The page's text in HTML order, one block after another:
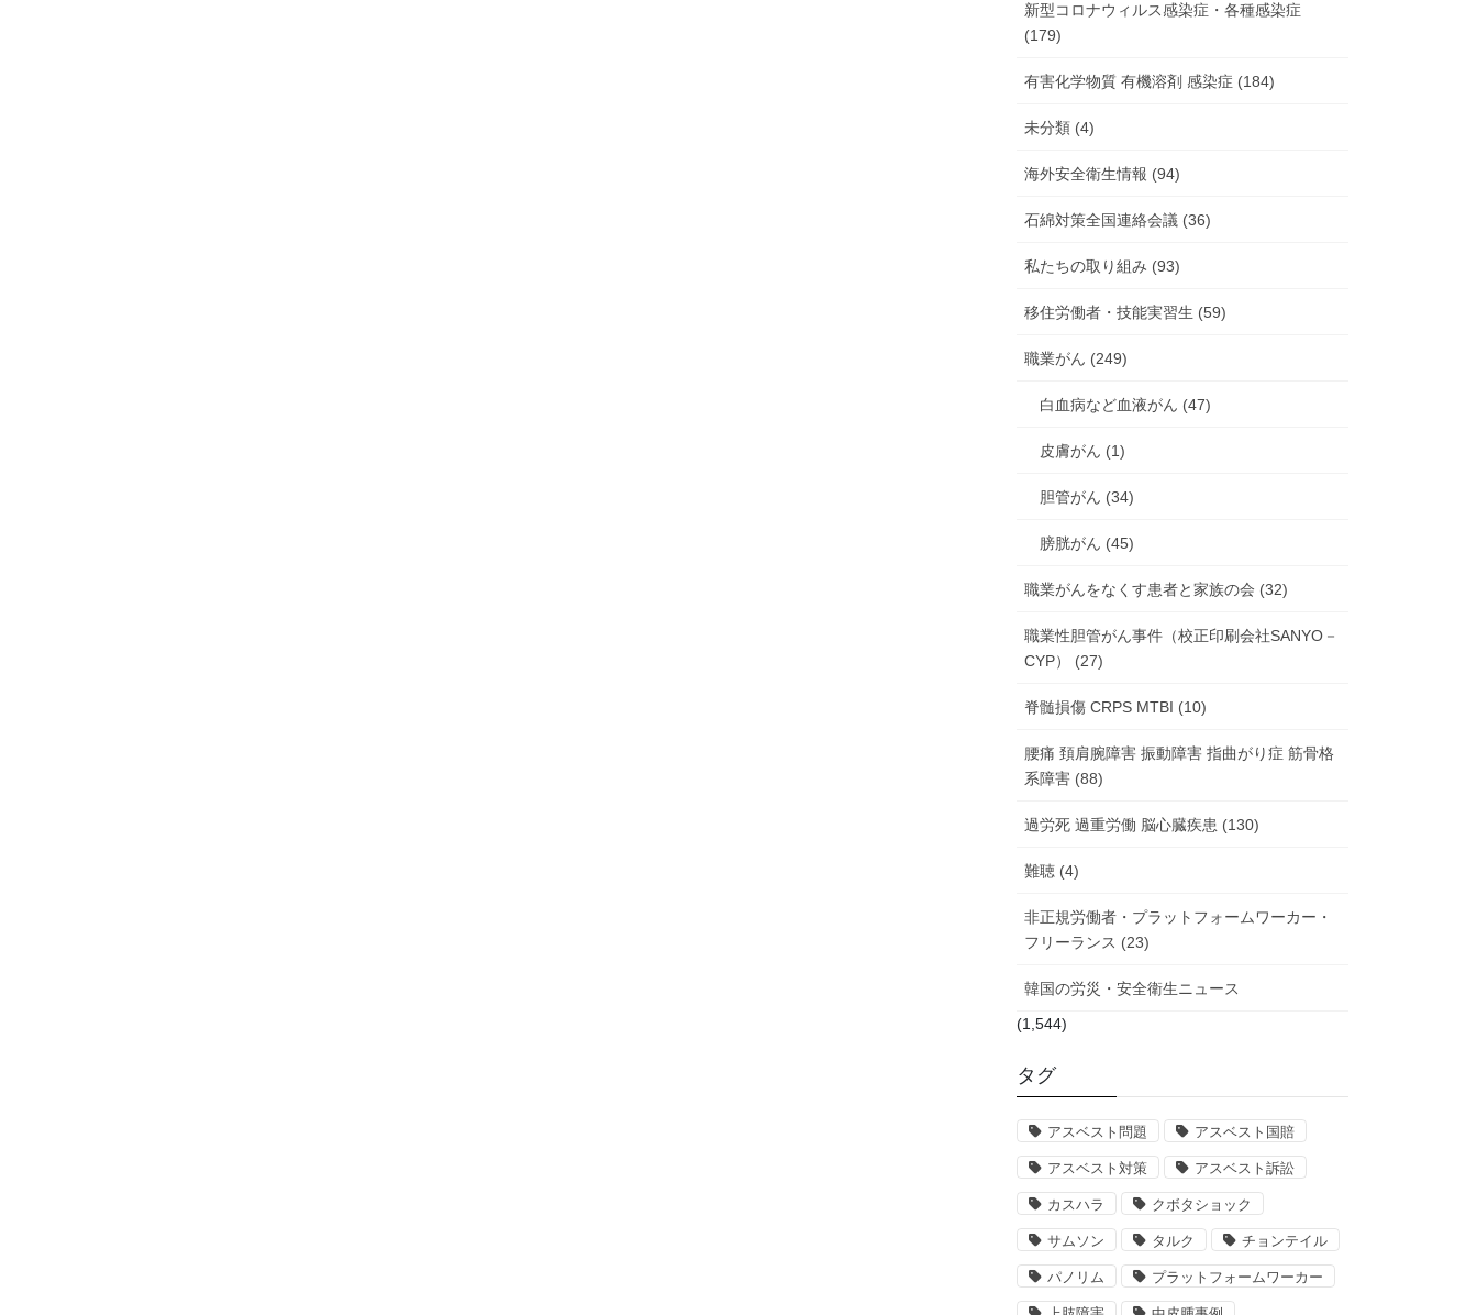
新型コロナウィルス感染症・各種感染症
(179)
有害化学物質 有機溶剤 感染症 (184)
未分類 (4)
海外安全衛生情報 (94)
石綿対策全国連絡会議 (36)
私たちの取り組み (93)
移住労働者・技能実習生 (59)
職業がん (249)
白血病など血液がん (47)
皮膚がん (1)
胆管がん (34)
膀胱がん (45)
職業がんをなくす患者と家族の会 (32)
職業性胆管がん事件（校正印刷会社SANYO－
CYP） (27)
脊髄損傷 CRPS MTBI (10)
腰痛 頚肩腕障害 振動障害 指曲がり症 筋骨格
系障害 (88)
過労死 過重労働 脳心臓疾患 (130)
難聴 (4)
非正規労働者・プラットフォームワーカー・
フリーランス (23)
韓国の労災・安全衛生ニュース
(1,544)
タグ
アスベスト問題 アスベスト国賠
アスベスト対策 アスベスト訴訟
カスハラ クボタショック
サムソン タルク チョンテイル
パノリム プラットフォームワーカー